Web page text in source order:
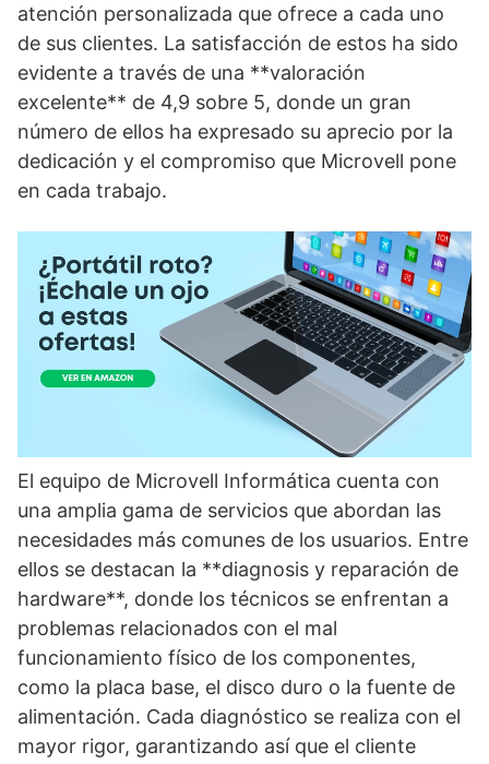
atención personalizada que ofrece a cada uno
de sus clientes. La satisfacción de estos ha sido
evidente a través de una **valoración
excelente** de 4,9 sobre 5, donde un gran
número de ellos ha expresado su aprecio por la
dedicación y el compromiso que Microvell pone
en cada trabajo.
El equipo de Microvell Informática cuenta con
una amplia gama de servicios que abordan las
necesidades más comunes de los usuarios. Entre
ellos se destacan la **diagnosis y reparación de
hardware**, donde los técnicos se enfrentan a
problemas relacionados con el mal
funcionamiento físico de los componentes,
como la placa base, el disco duro o la fuente de
alimentación. Cada diagnóstico se realiza con el
mayor rigor, garantizando así que el cliente